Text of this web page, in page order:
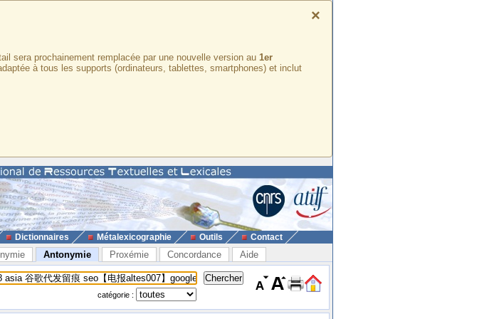
×
sera prochainement remplacée par une nouvelle version au 1er
à tous les supports (ordinateurs, tablettes, smartphones) et inclut
Dictionnaires Métalexicographie Outils Contact
Antonymie Proxémie Concordance Aide
catégorie :